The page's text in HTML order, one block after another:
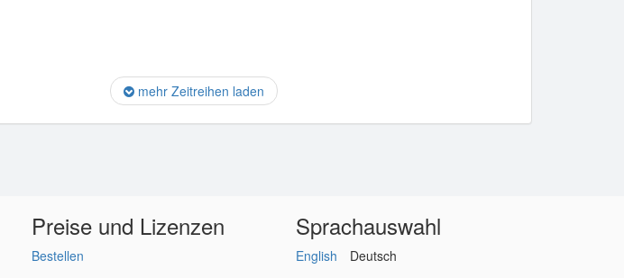
mehr Zeitreihen laden
Preise und Lizenzen
Bestellen
Sprachauswahl
English Deutsch